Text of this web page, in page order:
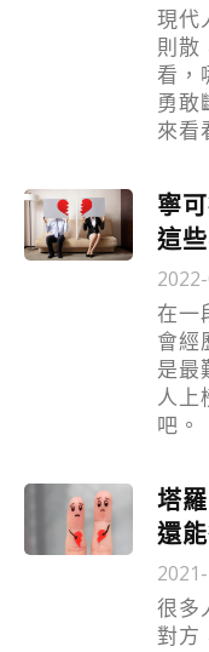
現代
則散
看，
勇敢
來看
寧
這
在一
會經
是最
人上
吧。
塔
還
很多
對方